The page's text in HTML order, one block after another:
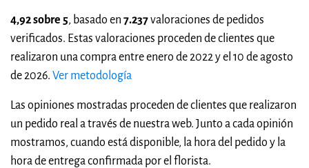
4,92 sobre 5, basado en 7.237valoraciones de pedidos
verificados. Estas valoraciones proceden de clientes que
realizaron una compra entre enero de 2022 y el 10 de agosto
de 2026. Ver metodología
Las opiniones mostradas proceden de clientes que realizaron
un pedido real a través de nuestra web. Junto a cada opinión
mostramos, cuando está disponible, la hora del pedido y la
hora de entrega confirmada por el florista.